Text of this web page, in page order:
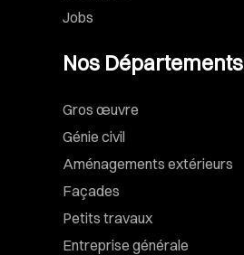
Jobs
Nos Départements
Gros œuvre
Génie civil
Aménagements extérieurs
Façades
Petits travaux
Entreprise générale